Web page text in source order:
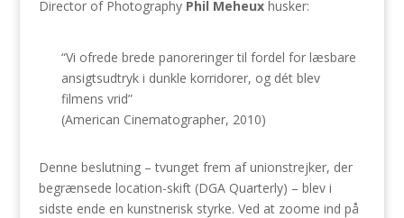
Director of Photography Phil Meheuxhusker:
“Vi ofrede brede panoreringer til fordel for læsbare
ansigtsudtryk i dunkle korridorer, og dét blev
filmens vrid”
(American Cinematographer, 2010)
Denne beslutning – tvunget frem af unionstrejker, der
begrænsede location-skift (DGA Quarterly) – blev i
sidste ende en kunstnerisk styrke. Ved at zoome ind på